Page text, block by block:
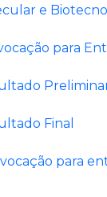
e
para
Final
para